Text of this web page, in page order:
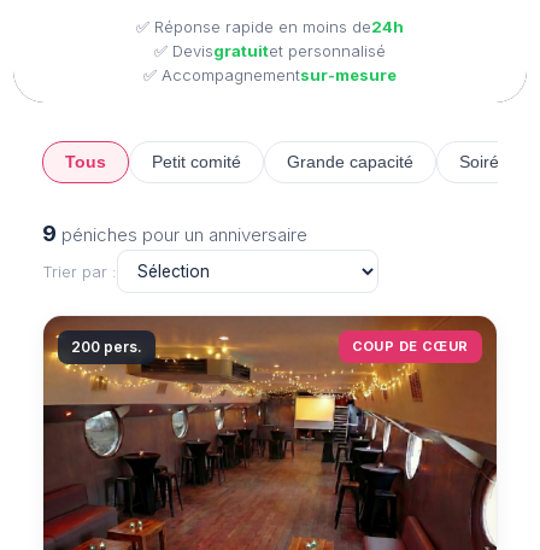
✅ Réponse rapide en moins de24h
✅ Devisgratuitet personnalisé
✅ Accompagnementsur-mesure
Tous Petit comité Grande capacité Soirée
9 péniches pour un anniversaire
Trier par :
200 pers. COUP DE CŒUR